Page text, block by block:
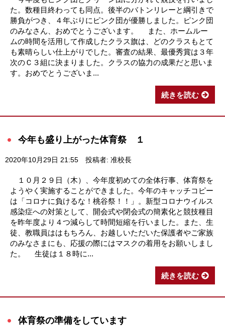
た。数種目終わっても同点。後半のバトンリレーと綱引きで
勝負がつき、４年ぶりにピンク団が優勝しました。ピンク団
のみなさん、おめでとうございます。 また、ホームルー
ムの時間を活用して作成したクラス旗は、どのクラスもとて
も素晴らしい仕上がりでした。審査の結果、最優秀賞は３年
次のＣ３組に決まりました。クラスの協力の成果だと思いま
す。おめでとうございま...
続きを読む
今年も盛り上がった体育祭 １
2020年10月29日 21:55 投稿者: 准校長
１０月２９日（木）、今年度初めての全体行事、体育祭を
ようやく実施することができました。今年のキャッチコピー
は「コロナに負けるな！桃谷祭！！」。新型コロナウイルス
感染症への対策として、開会式や閉会式の簡素化と競技種目
を昨年度より４つ減らして時間短縮を行いました。また、生
徒、教職員ははもちろん、お越しいただいた保護者やご家族
のみなさまにも、応援の際にはマスクの着用をお願いしまし
た。 生徒は１８時に...
続きを読む
体育祭の準備をしています